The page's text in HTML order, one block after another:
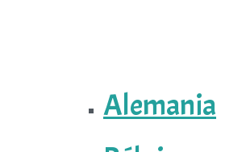
Alemania